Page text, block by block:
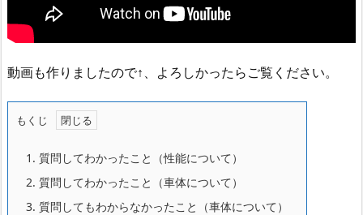
動画も作りましたので↑、よろしかったらご覧ください。
もくじ
1. 質問してわかったこと（性能について）
2. 質問してわかったこと（車体について）
3. 質問してもわからなかったこと（車体について）